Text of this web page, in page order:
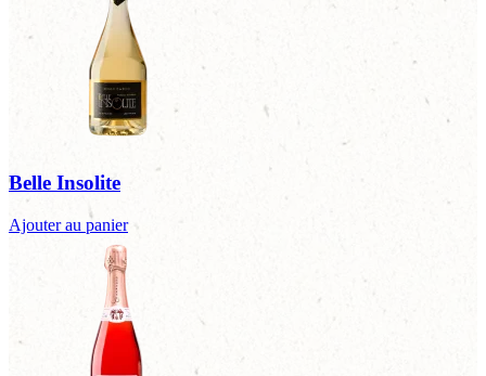
Belle Insolite
Ajouter au panier